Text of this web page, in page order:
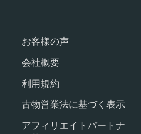
お客様の声
会社概要
利用規約
古物営業法に基づく表示
アフィリエイトパートナ